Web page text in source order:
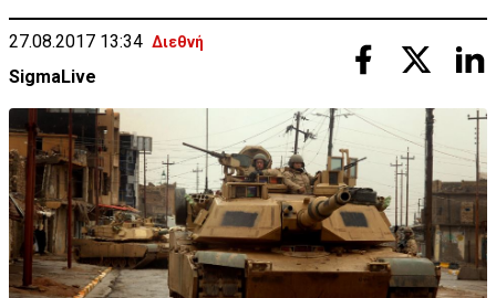
27.08.2017 13:34 Διεθνή
SigmaLive